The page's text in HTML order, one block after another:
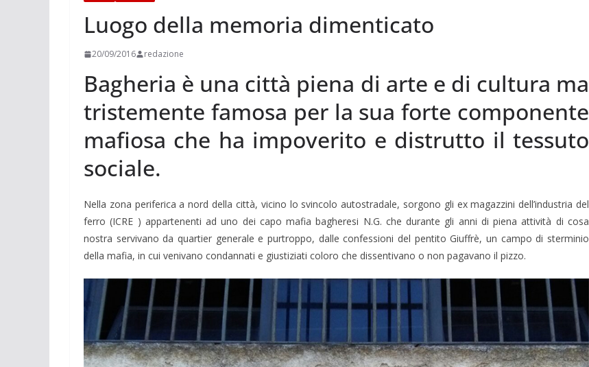
Luogo della memoria dimenticato
20/09/2016 redazione
Bagheria è una città piena di arte e di cultura ma
tristemente famosa per la sua forte componente
mafiosa che ha impoverito e distrutto il tessuto
sociale.
Nella zona periferica a nord della città, vicino lo svincolo autostradale, sorgono gli ex magazzini dell’industria del
ferro (ICRE ) appartenenti ad uno dei capo mafia bagheresi N.G. che durante gli anni di piena attività di cosa
nostra servivano da quartier generale e purtroppo, dalle confessioni del pentito Giuffrè, un campo di sterminio
della mafia, in cui venivano condannati e giustiziati coloro che dissentivano o non pagavano il pizzo.